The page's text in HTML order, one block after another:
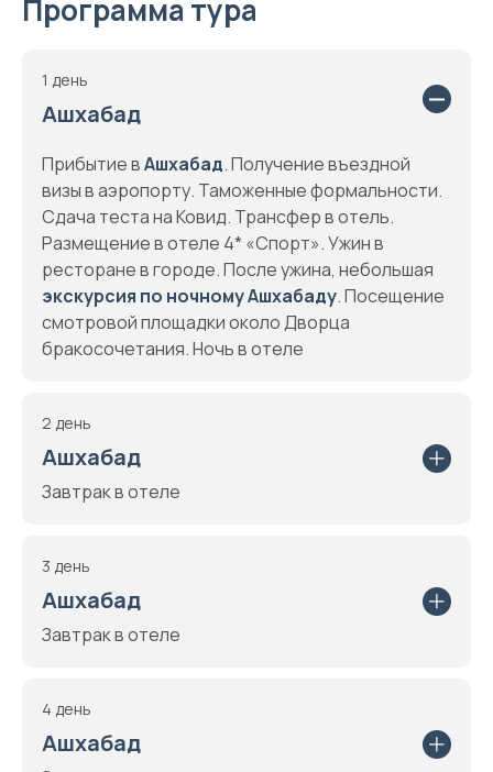
Программа тура
1 день
Ашхабад
Прибытие вАшхабад. Получение въездной
визы в аэропорту. Таможенные формальности.
Сдача теста на Ковид. Трансфер в отель.
Размещение в отеле 4* «Спорт». Ужин в
ресторане в городе. После ужина, небольшая
экскурсия по ночному Ашхабаду. Посещение
смотровой площадки около Дворца
бракосочетания. Ночь в отеле
2 день
Ашхабад
Завтрак в отеле
3 день
Ашхабад
Завтрак в отеле
4 день
Ашхабад